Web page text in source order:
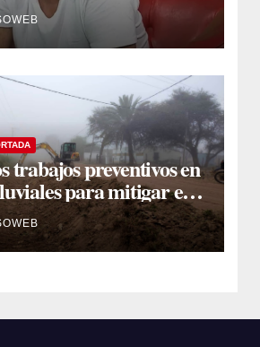
trabajos preventivos en
para mitigar el
temporada de lluvias